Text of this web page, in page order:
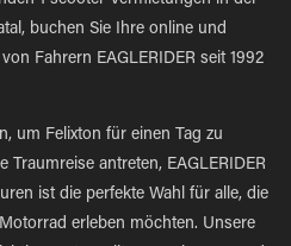
buchen Sie Ihre online und
Fahrern EAGLERIDER seit 1992
um Felixton für einen Tag zu
antreten, EAGLERIDER
ist die perfekte Wahl für alle, die
erleben möchten. Unsere